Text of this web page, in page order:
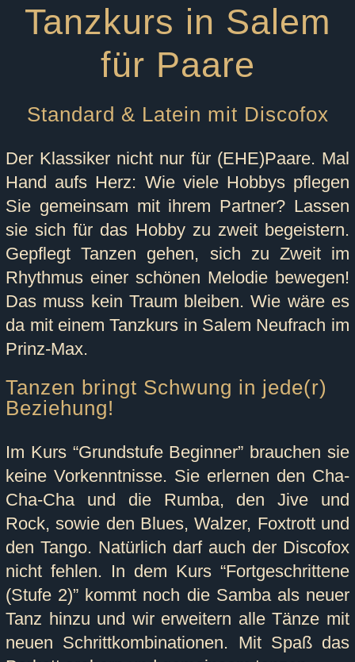
Tanzkurs in Salem
für Paare
Standard & Latein mit Discofox
Der Klassiker nicht nur für (EHE)Paare. Mal
Hand aufs Herz: Wie viele Hobbys pflegen
Sie gemeinsam mit ihrem Partner? Lassen
sie sich für das Hobby zu zweit begeistern.
Gepflegt Tanzen gehen, sich zu Zweit im
Rhythmus einer schönen Melodie bewegen!
Das muss kein Traum bleiben. Wie wäre es
da mit einem Tanzkurs in Salem Neufrach im
Prinz-Max.
Tanzen bringt Schwung in jede(r)
Beziehung!
Im Kurs “Grundstufe Beginner” brauchen sie
keine Vorkenntnisse. Sie erlernen den Cha-
Cha-Cha und die Rumba, den Jive und
Rock, sowie den Blues, Walzer, Foxtrott und
den Tango. Natürlich darf auch der Discofox
nicht fehlen. In dem Kurs “Fortgeschrittene
(Stufe 2)” kommt noch die Samba als neuer
Tanz hinzu und wir erweitern alle Tänze mit
neuen Schrittkombinationen. Mit Spaß das